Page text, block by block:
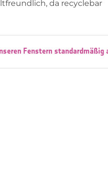
da recyclebar
Fenstern standardmäßig